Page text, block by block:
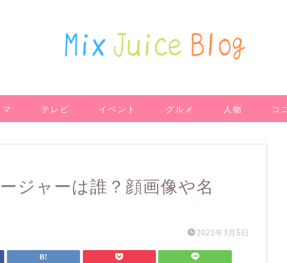
マ テレビ イベント グルメ 人物 コ
ジャーは誰？顔画像や名
2021年3月5日